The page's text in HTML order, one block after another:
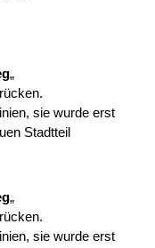
„
sie wurde erst
Stadtteil
„
sie wurde erst